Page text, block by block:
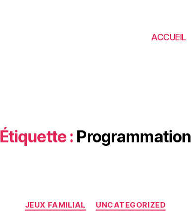
ACCUEIL
Étiquette : Programmation
Catégories
JEUX FAMILIAL UNCATEGORIZED